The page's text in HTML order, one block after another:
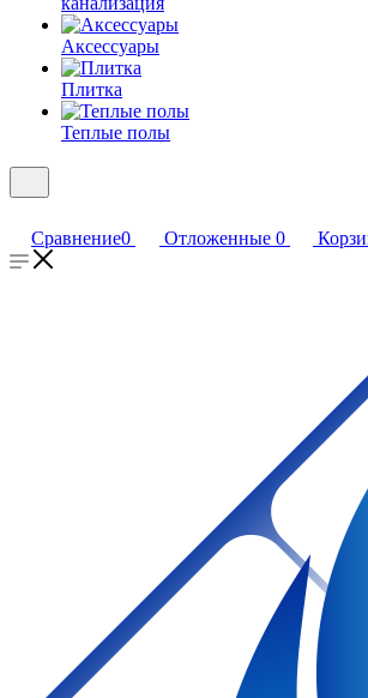
Аксессуары
Плитка
Теплые полы
Сравнение0 Отложенные 0